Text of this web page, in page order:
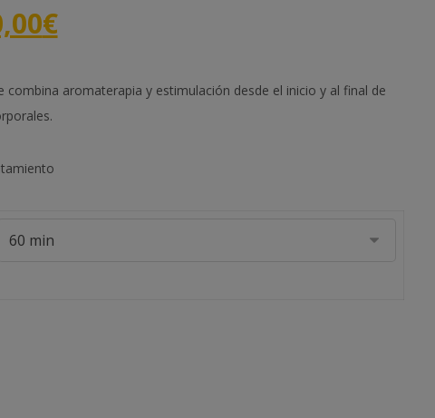
€
combina aromaterapia y estimulación desde el inicio y al final de